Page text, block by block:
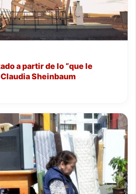
a partir de lo “que le
Sheinbaum